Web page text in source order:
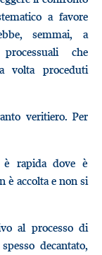
a favore
semmai, a
che
volta proceduti
veritiero. Per
è rapida dove è
è accolta e non si
al processo di
decantato,